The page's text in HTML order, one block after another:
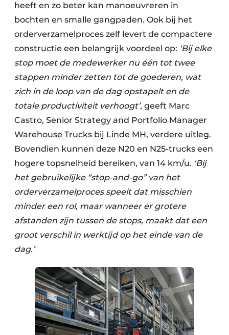
heeft en zo beter kan manoeuvreren in
bochten en smalle gangpaden. Ook bij het
orderverzamelproces zelf levert de compactere
constructie een belangrijk voordeel op: ‘Bij elke
stop moet de medewerker nu één tot twee
stappen minder zetten tot de goederen, wat
zich in de loop van de dag opstapelt en de
totale productiviteit verhoogt’, geeft Marc
Castro, Senior Strategy and Portfolio Manager
Warehouse Trucks bij Linde MH, verdere uitleg.
Bovendien kunnen deze N20 en N25-trucks een
hogere topsnelheid bereiken, van 14 km/u. ‘Bij
het gebruikelijke “stop-and-go” van het
orderverzamelproces speelt dat misschien
minder een rol, maar wanneer er grotere
afstanden zijn tussen de stops, maakt dat een
groot verschil in werktijd op het einde van de
dag.’